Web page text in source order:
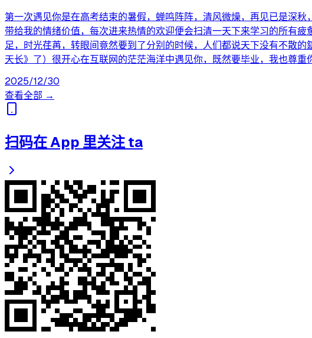
第一次遇见你是在高考结束的暑假，蝉鸣阵阵，清风微燥，再见已是深
带给我的情绪价值，每次进来热情的欢迎便会扫清一天下来学习的所有
足，时光荏苒，转眼间竟然要到了分别的时候，人们都说天下没有不散
天长》了）很开心在互联网的茫茫海洋中遇见你，既然要毕业，我也尊
2025/12/30
查看全部 →
扫码在 App 里关注 ta